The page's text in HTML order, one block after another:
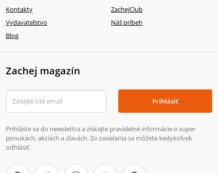
Kontakty
ZachejClub
Vydavateľstvo
Náš príbeh
Blog
Zachej magazín
Prihlásiť
Prihláste sa do newslettra a získajte pravidelné informácie o super
ponukách, akciách a zľavách. Zo zasielania sa môžete kedykoľvek
odhlásiť.